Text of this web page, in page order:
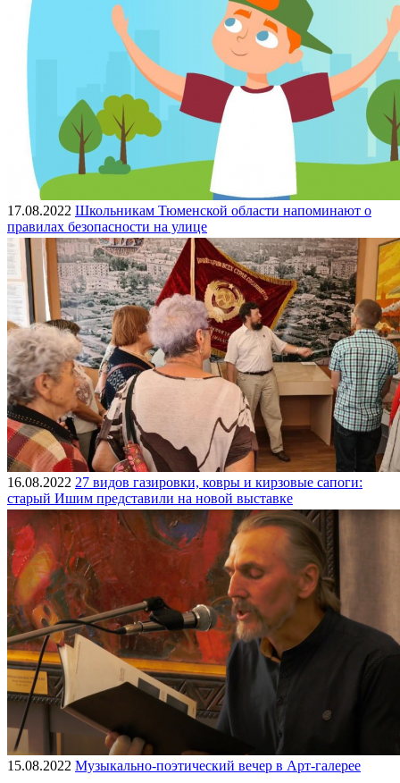
17.08.2022 Школьникам Тюменской области напоминают о
правилах безопасности на улице
16.08.2022 27 видов газировки, ковры и кирзовые сапоги:
старый Ишим представили на новой выставке
15.08.2022 Музыкально-поэтический вечер в Арт-галерее